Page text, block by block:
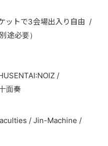
ットで3会場出入り自由 /
途必要）
/
面奏
/ Jin-Machine /